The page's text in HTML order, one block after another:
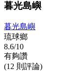
暮光島嶼
暮光島嶼
琉球鄉
8.6/10
有夠讚
(12 則評論)